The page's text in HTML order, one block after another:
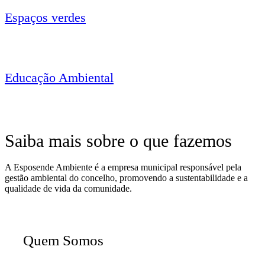
Espaços verdes
Educação Ambiental
Saiba mais sobre o que fazemos
A Esposende Ambiente é a empresa municipal responsável pela
gestão ambiental do concelho, promovendo a sustentabilidade e a
qualidade de vida da comunidade.
Quem Somos